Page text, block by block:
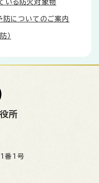
いる防火対象物
についてのご案内
）
所
番1号